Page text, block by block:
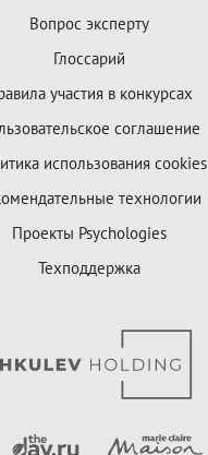
Вопрос эксперту
Глоссарий
участия в конкурсах
соглашение
использования cookies
технологии
Проекты Psychologies
Техподдержка